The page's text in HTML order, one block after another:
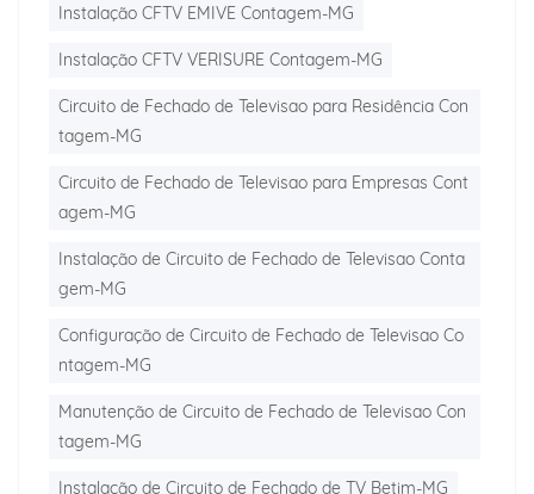
Instalação CFTV EMIVE Contagem-MG
Instalação CFTV VERISURE Contagem-MG
Circuito de Fechado de Televisao para Residência Con
tagem-MG
Circuito de Fechado de Televisao para Empresas Cont
agem-MG
Instalação de Circuito de Fechado de Televisao Conta
gem-MG
Configuração de Circuito de Fechado de Televisao Co
ntagem-MG
Manutenção de Circuito de Fechado de Televisao Con
tagem-MG
Instalação de Circuito de Fechado de TV Betim-MG